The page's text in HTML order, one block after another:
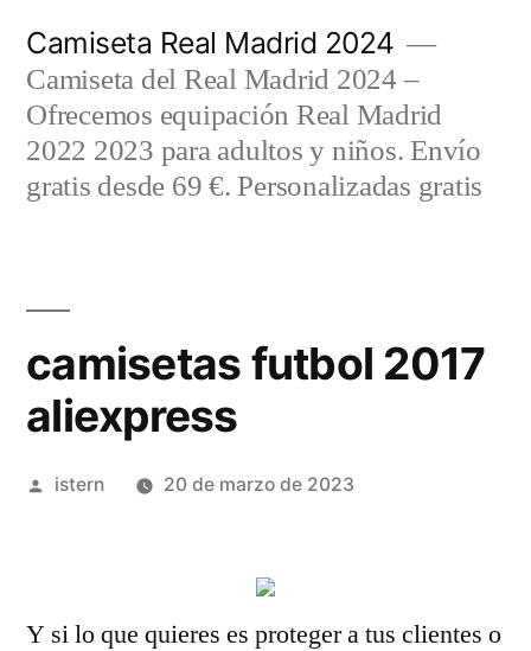
contenido
Camiseta Real Madrid 2024
Camiseta del Real Madrid 2024 –
Ofrecemos equipación Real Madrid
2022 2023 para adultos y niños. Envío
gratis desde 69 €. Personalizadas gratis
camisetas futbol 2017
aliexpress
Publicado
istern 20 de marzo de 2023
Y si lo que quieres es proteger a tus clientes o